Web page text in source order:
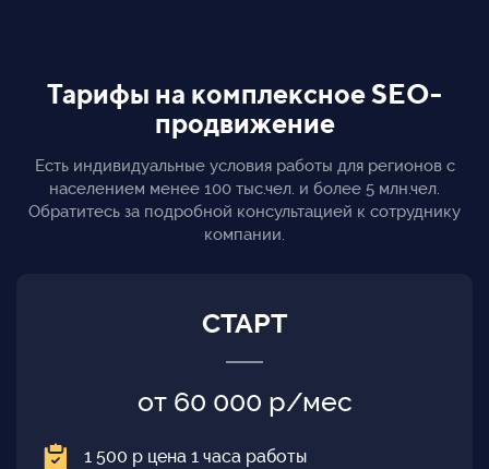
Тарифы на комплексное SEO-
продвижение
Есть индивидуальные условия работы для регионов с
населением менее 100 тыс.чел. и более 5 млн.чел.
Обратитесь за подробной консультацией к сотруднику
компании.
СТАРТ
от 60 000 р/мес
1 500 р цена 1 часа работы